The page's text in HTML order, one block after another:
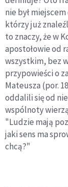
nie był
którzy już
to znaczy, że w
apostołowie od
wszystkim, bez
przypowieści o
Mateusza (por.
oddalili się od
wspólnoty
"Ludzie mają
jaki sens ma
chcą?"